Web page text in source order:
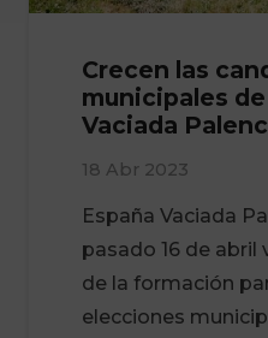
Crecen las
municipales
Vaciada
18 Abr 2023
España Vaciada
pasado 16 de abril
de la formación
elecciones